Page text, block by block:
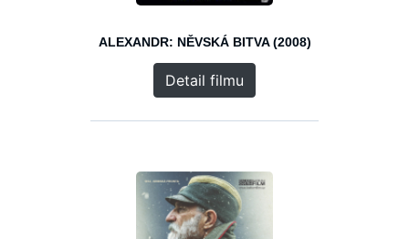
ALEXANDR: NĚVSKÁ BITVA (2008)
Detail filmu